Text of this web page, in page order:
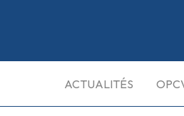
ACTUALITÉS